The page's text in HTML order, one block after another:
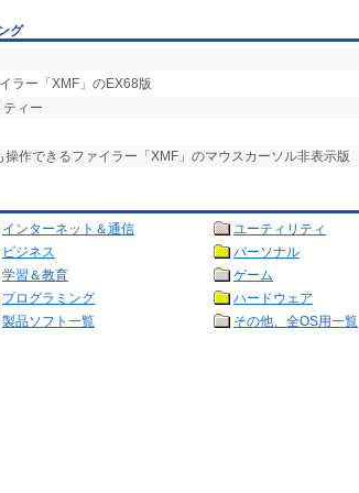
グ
ラー「XMF」のEX68版
ィー
操作できるファイラー「XMF」のマウスカーソル非表示版
インターネット＆通信
ユーティリティ
ビジネス
パーソナル
学習＆教育
ゲーム
プログラミング
ハードウェア
製品ソフト一覧 その他、全OS用一覧